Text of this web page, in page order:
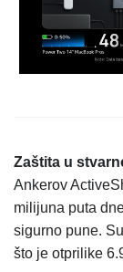
Zaštita u
Ankerov
milijuna puta
sigurno pune.
što je otprilike